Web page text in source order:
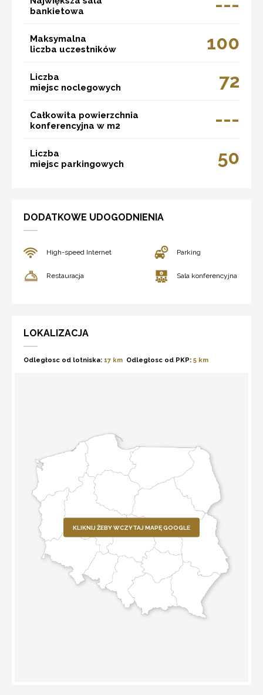
bankietowa
---
Maksymalna
liczba uczestników
100
Liczba
miejsc noclegowych
72
Całkowita powierzchnia
konferencyjna w m2
---
Liczba
miejsc parkingowych
50
DODATKOWE UDOGODNIENIA
High-speed Internet Parking
Restauracja Sala konferencyjna
LOKALIZACJA
Odległosc od lotniska: 17 km Odległosc od PKP: 5 km
KLIKNIJ ŻEBY WCZYTAJ MAPĘ GOOGLE